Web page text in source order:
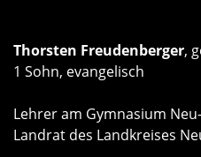
Thorsten Freudenberger,
1 Sohn, evangelisch
Lehrer am Gymnasium
Landrat des Landkreises